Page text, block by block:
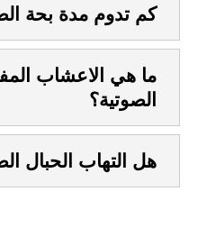
كم تدوم مدة بحة
ما هي الاعشاب
الصوتية؟
هل التهاب الحبال